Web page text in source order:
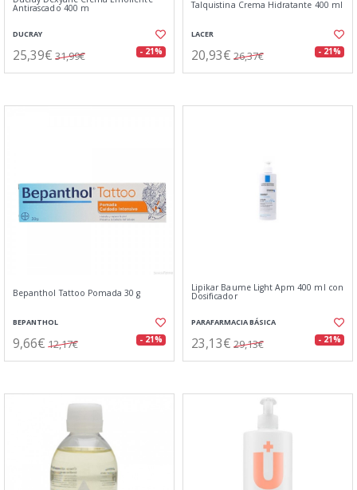
Antirascado 400 m
DUCRAY
25,39€ 31,99€ - 21%
Talquistina Crema Hidratante 400 ml
LACER
20,93€ 26,37€ - 21%
Bepanthol Tattoo Pomada 30 g
BEPANTHOL
9,66€ 12,17€ - 21%
Lipikar Baume Light Apm 400 ml con
Dosificador
PARAFARMACIA BÁSICA
23,13€ 29,13€ - 21%